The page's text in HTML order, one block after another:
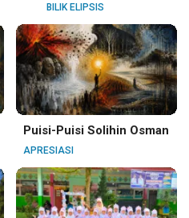
BILIK ELIPSIS
Puisi-Puisi Solihin Osman
APRESIASI